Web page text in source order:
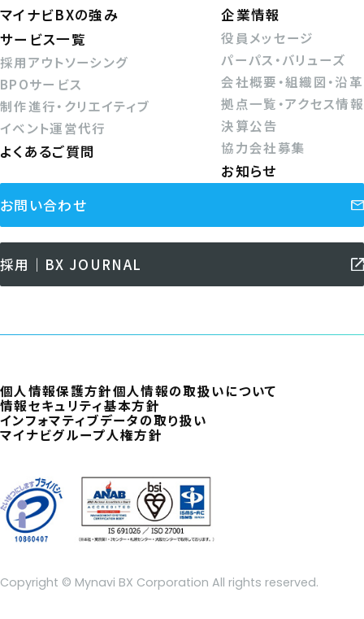
マイナビBXの強み
サービス一覧
採用アウトソーシング
BPOサービス
制作進行・クリエイティブ
イベント運営代行
よくあるご質問
企業情報
役員メッセージ
パーパス・バリューズ
会社概要・組織図・沿革
拠点一覧・アクセス情報
決算公告
協力会社募集
お知らせ
お問い合わせ
採用｜BX JOURNAL
個人情報保護方針個人情報の取扱いについて
情報セキュリティ基本方針
インフォマティブデータの取り扱い
マイナビグループ人権方針
Copyright © Mynavi BX Corporation All rights reserved.